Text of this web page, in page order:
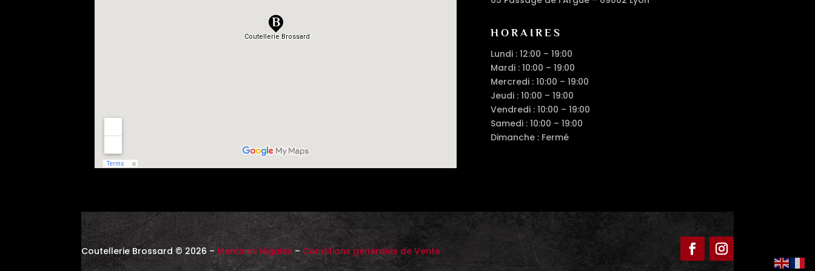
HORAIRES
Lundi : 12:00 – 19:00
Mardi : 10:00 – 19:00
Mercredi : 10:00 – 19:00
Jeudi : 10:00 – 19:00
Vendredi : 10:00 – 19:00
Samedi : 10:00 – 19:00
Dimanche : Fermé
Coutellerie Brossard © 2026 – Mentions légales – Conditions générales de Vente